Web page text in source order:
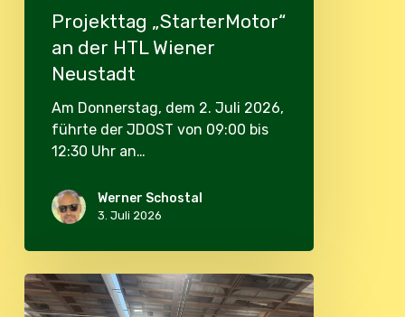
Projekttag „StarterMotor“
an der HTL Wiener
Neustadt
Am Donnerstag, dem 2. Juli 2026,
führte der JDOST von 09:00 bis
12:30 Uhr an…
Werner Schostal
3. Juli 2026
JDOST
Clubstand